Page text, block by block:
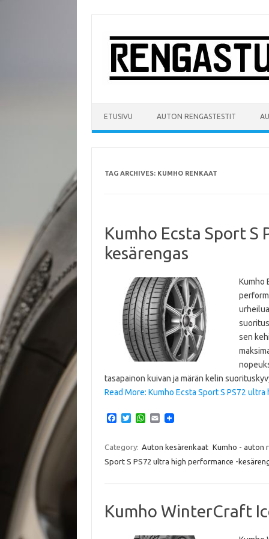
content
ETUSIVU AUTON RENGASTESTIT
TAG ARCHIVES: KUMHO RENKAAT
Kumho Ecsta Sport
kesärengas
Kumho
sen
tasapainon kuivan ja märän kelin
Read More: Kumho Ecsta Sport S PS72
e
o
T
t
t
e
W
t
s
A
E
i
l
Category: Auton kesärenkaat Kumho - auton
Sport S PS72 ultra high performance -
Kumho WinterCraft